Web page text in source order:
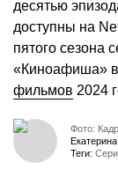
десятью
доступны на
пятого сезона
«Киноафиша»
фильмов 2024
Фото:
Теги: